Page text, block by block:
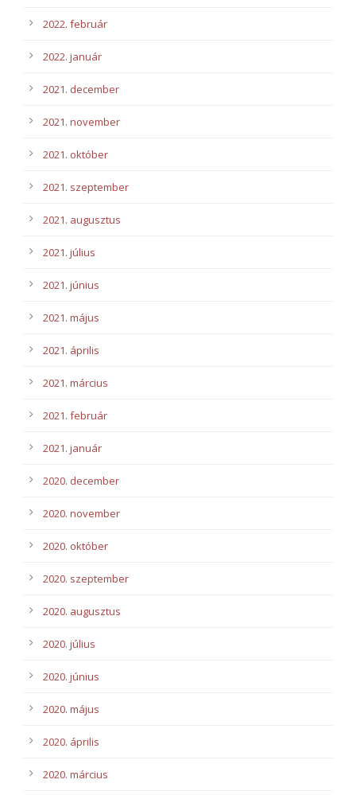
2022. február
2022. január
2021. december
2021. november
2021. október
2021. szeptember
2021. augusztus
2021. július
2021. június
2021. május
2021. április
2021. március
2021. február
2021. január
2020. december
2020. november
2020. október
2020. szeptember
2020. augusztus
2020. július
2020. június
2020. május
2020. április
2020. március